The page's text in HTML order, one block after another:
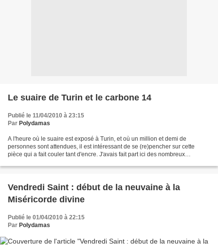
Le suaire de Turin et le carbone 14
Publié le 11/04/2010 à 23:15
Par Polydamas
A l'heure où le suaire est exposé à Turin, et où un million et demi de
personnes sont attendues, il est intéressant de se (re)pencher sur cette
pièce qui a fait couler tant d'encre. J'avais fait part ici des nombreux
Vendredi Saint : début de la neuvaine à la
Miséricorde divine
Publié le 01/04/2010 à 22:15
Par Polydamas